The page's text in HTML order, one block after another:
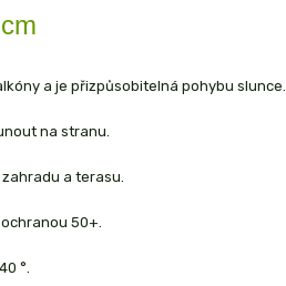
a je přizpůsobitelná pohybu slunce.
na stranu.
a terasu.
50+.
°.